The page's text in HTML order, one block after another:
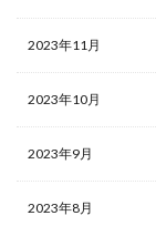
2023年11月
2023年10月
2023年9月
2023年8月